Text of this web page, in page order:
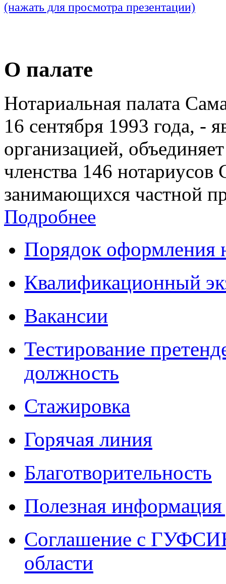
(нажать для просмотра презентации)
О палате
Нотариальная палата
16 сентября 1993 года, -
организацией,
членства 146 нотариусов
занимающихся частной
Подробнее
Порядок оформления
Квалификационный
Вакансии
Тестирование
должность
Стажировка
Горячая линия
Благотворительность
Полезная
Соглашение с
области